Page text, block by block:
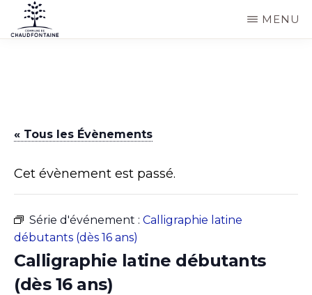
Passer
au
commune
MENU
« Tous les Évènements
Cet évènement est passé.
Série d'événement : Calligraphie latine
débutants (dès 16 ans)
Calligraphie latine débutants
(dès 16 ans)